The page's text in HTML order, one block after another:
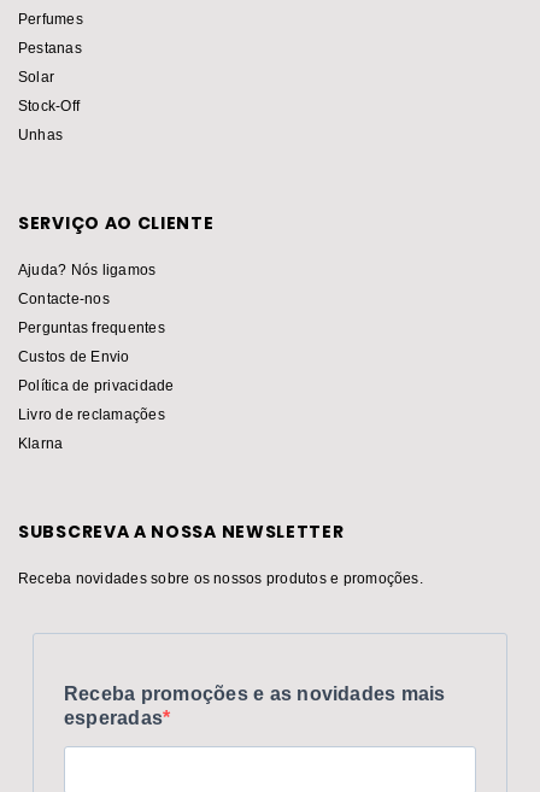
Perfumes
Pestanas
Solar
Stock-Off
Unhas
SERVIÇO AO CLIENTE
Ajuda? Nós ligamos
Contacte-nos
Perguntas frequentes
Custos de Envio
Política de privacidade
Livro de reclamações
Klarna
SUBSCREVA A NOSSA NEWSLETTER
Receba novidades sobre os nossos produtos e promoções.
Receba promoções e as novidades mais
esperadas